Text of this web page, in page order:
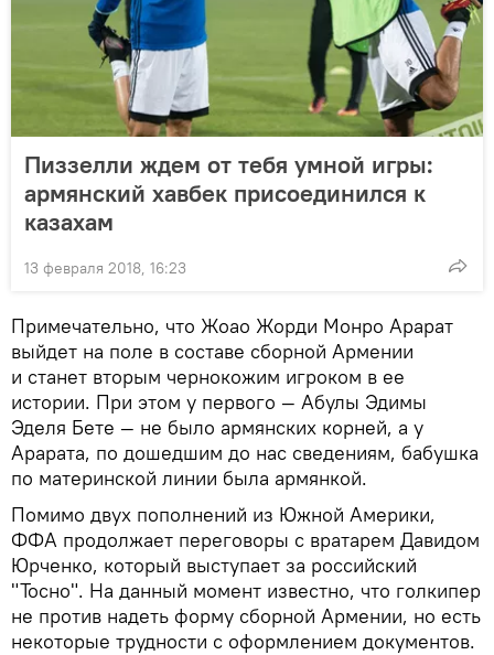
Пиззелли ждем от тебя умной игры:
армянский хавбек присоединился к
казахам
13 февраля 2018, 16:23
Примечательно, что Жоао Жорди Монро Арарат
выйдет на поле в составе сборной Армении
и станет вторым чернокожим игроком в ее
истории. При этом у первого — Абулы Эдимы
Эделя Бете — не было армянских корней, а у
Арарата, по дошедшим до нас сведениям, бабушка
по материнской линии была армянкой.
Помимо двух пополнений из Южной Америки,
ФФА продолжает переговоры с вратарем Давидом
Юрченко, который выступает за российский
"Тосно". На данный момент известно, что голкипер
не против надеть форму сборной Армении, но есть
некоторые трудности с оформлением документов.